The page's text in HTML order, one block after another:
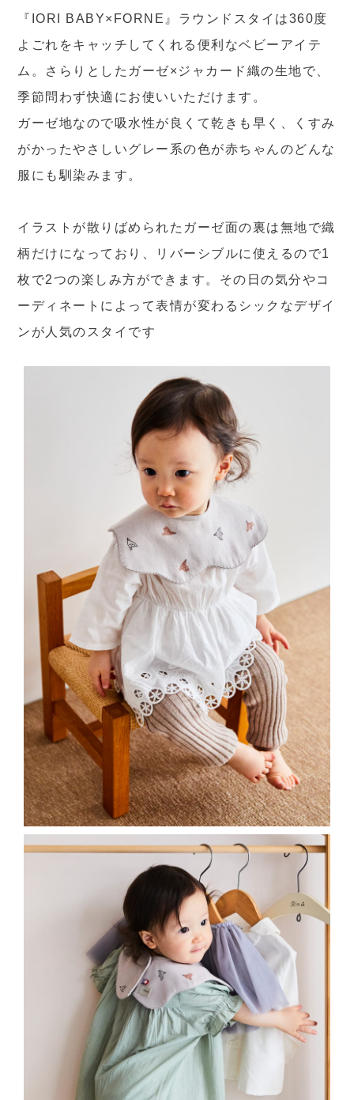
『IORI BABY×FORNE』ラウンドスタイは360度
よごれをキャッチしてくれる便利なベビーアイテ
ム。さらりとしたガーゼ×ジャカード織の生地で、
季節問わず快適にお使いいただけます。
ガーゼ地なので吸水性が良くて乾きも早く、くすみ
がかったやさしいグレー系の色が赤ちゃんのどんな
服にも馴染みます。
イラストが散りばめられたガーゼ面の裏は無地で織
柄だけになっており、リバーシブルに使えるので1
枚で2つの楽しみ方ができます。その日の気分やコ
ーディネートによって表情が変わるシックなデザイ
ンが人気のスタイです